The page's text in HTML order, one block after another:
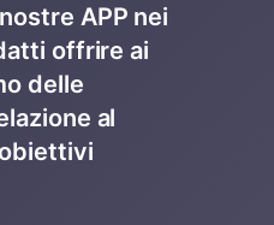
APP nei
offrire ai
delle
al